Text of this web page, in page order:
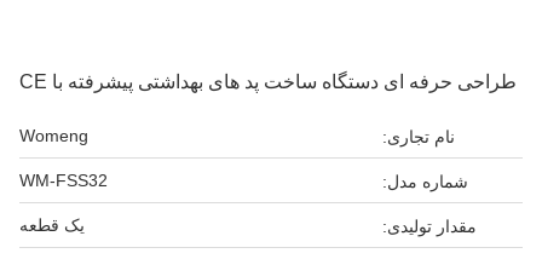
طراحی حرفه ای دستگاه ساخت پد های بهداشتی پیشرفته با CE
نام تجاری: Womeng
شماره مدل: WM-FSS32
مقدار تولیدی: یک قطعه